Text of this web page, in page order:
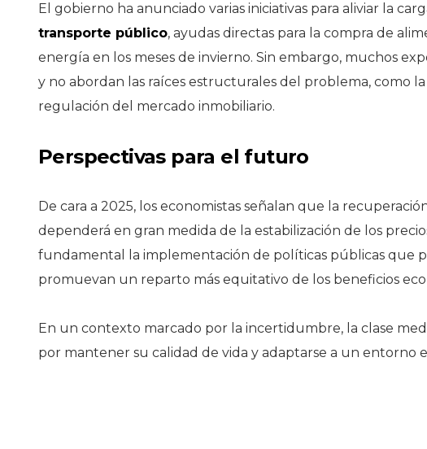
El gobierno ha anunciado varias iniciativas para aliviar la
transporte público, ayudas directas para la compra de
energía en los meses de invierno. Sin embargo, muchos
y no abordan las raíces estructurales del problema, como
regulación del mercado inmobiliario.
Perspectivas para el futuro
De cara a 2025, los economistas señalan que la
dependerá en gran medida de la estabilización de los
fundamental la implementación de políticas públicas que
promuevan un reparto más equitativo de los beneficios
En un contexto marcado por la incertidumbre, la clase
por mantener su calidad de vida y adaptarse a un entorno